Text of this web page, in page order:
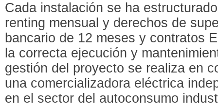
Cada instalación se ha
renting mensual y derechos de
bancario de 12 meses y contratos
la correcta ejecución y
gestión del proyecto se realiza en
una comercializadora eléctrica
en el sector del autoconsumo